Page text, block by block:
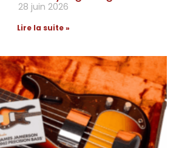
28 juin 2026
Lire la suite »